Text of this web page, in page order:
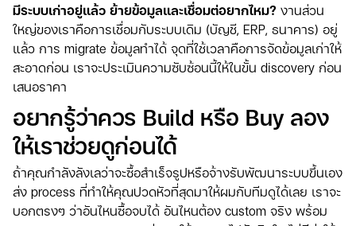
มีระบบเก่าอยู่แล้ว ย้ายข้อมูลและเชื่อมต่อยากไหม? งานส่วน
ใหญ่ของเราคือการเชื่อมกับระบบเดิม (บัญชี, ERP, ธนาคาร) อยู่
แล้ว การ migrate ข้อมูลทำได้ จุดที่ใช้เวลาคือการจัดข้อมูลเก่าให้
สะอาดก่อน เราจะประเมินความซับซ้อนนี้ให้ในขั้น discovery ก่อน
เสนอราคา
อยากรู้ว่าควร Build หรือ Buy ลอง
ให้เราช่วยดูก่อนได้
ถ้าคุณกำลังลังเลว่าจะซื้อสำเร็จรูปหรือจ้างรับพัฒนาระบบขึ้นเอง
ส่ง process ที่ทำให้คุณปวดหัวที่สุดมาให้ผมกับทีมดูได้เลย เราจะ
บอกตรงๆ ว่าอันไหนซื้อจบได้ อันไหนต้อง custom จริง พร้อม